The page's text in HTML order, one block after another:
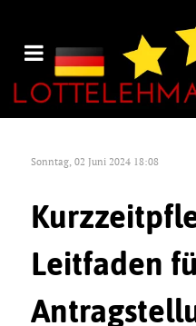
Sonntag, 02 Juni 2024 18:08
Leitfaden